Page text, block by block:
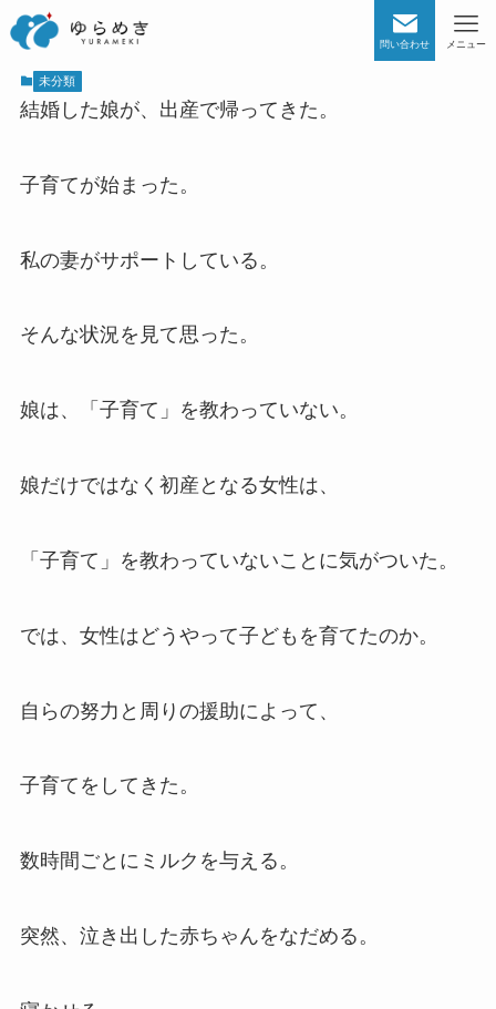
問い合わせ メニュー
未分類
結婚した娘が、出産で帰ってきた。
子育てが始まった。
私の妻がサポートしている。
そんな状況を見て思った。
娘は、「子育て」を教わっていない。
娘だけではなく初産となる女性は、
「子育て」を教わっていないことに気がついた。
では、女性はどうやって子どもを育てたのか。
自らの努力と周りの援助によって、
子育てをしてきた。
数時間ごとにミルクを与える。
突然、泣き出した赤ちゃんをなだめる。